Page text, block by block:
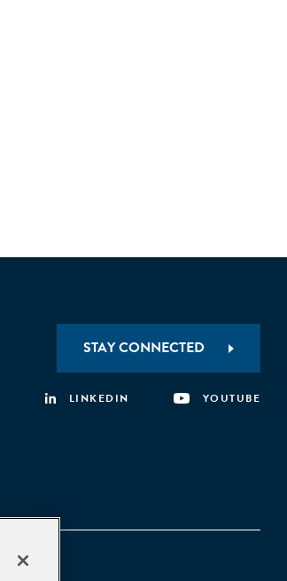
STAY CONNECTED
LINKEDIN YOUTUBE